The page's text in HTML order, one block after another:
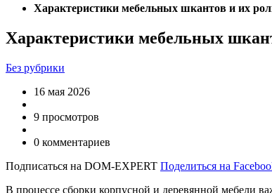
Характеристики мебельных шкантов и их
Характеристики мебельных
Без рубрики
16 мая 2026
9 просмотров
0 комментариев
Подписаться на DOM-EXPERT Поделиться на
В процессе сборки корпусной и деревянной мебели